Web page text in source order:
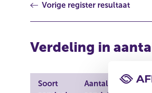
Vorige register resultaat
Verdeling in
Soort
Aantal